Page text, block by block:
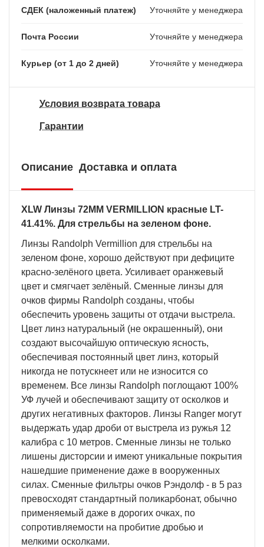
СДЕК (наложенный платеж) Уточняйте у менеджера
Почта России Уточняйте у менеджера
Курьер (от 1 до 2 дней) Уточняйте у менеджера
Условия возврата товара
Гарантии
Описание Доставка и оплата
XLW Линзы 72MM VERMILLION красные LT-
41.41%. Для стрельбы на зеленом фоне.
Линзы Randolph Vermillion для стрельбы на
зеленом фоне, хорошо действуют при дефиците
красно-зелёного цвета. Усиливает оранжевый
цвет и смягчает зелёный. Сменные линзы для
очков фирмы Randolph созданы, чтобы
обеспечить уровень защиты от отдачи выстрела.
Цвет линз натуральный (не окрашенный), они
создают высочайшую оптическую ясность,
обеспечивая постоянный цвет линз, который
никогда не потускнеет или не износится со
временем. Все линзы Randolph поглощают 100%
УФ лучей и обеспечивают защиту от осколков и
других негативных факторов. Линзы Ranger могут
выдержать удар дроби от выстрела из ружья 12
калибра с 10 метров. Сменные линзы не только
лишены дисторсии и имеют уникальные покрытия
нашедшие применение даже в вооруженных
силах. Сменные фильтры очков Рэндолф - в 5 раз
превосходят стандартный поликарбонат, обычно
применяемый даже в дорогих очках, по
сопротивляемости на пробитие дробью и
мелкими осколками.